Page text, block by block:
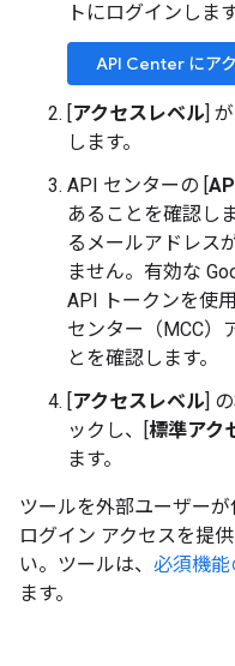
トにログインします
API Center にア
アクセスレベル ] が [
します。
API センターの [
あることを確認し
るメールアドレス
ません。有効な
API トークンを使
センター（MCC）
とを確認します。
アクセスレベル ]
ックし、[ 標準アク
ます。
ツールを外部ユーザー
ログイン アクセスを提
い。ツールは、 必須機能
ます。